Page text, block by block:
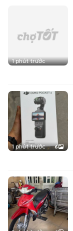
1 phút trước
1 phút trước 6